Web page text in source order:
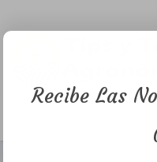
Melon a
uno.
Recibe Las